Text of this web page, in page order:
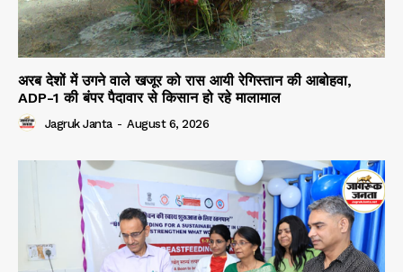
अरब देशों में उगने वाले खजूर को रास आयी रेगिस्तान की आबोहवा,
ADP-1 की बंपर पैदावार से किसान हो रहे मालामाल
Jagruk Janta - August 6, 2026